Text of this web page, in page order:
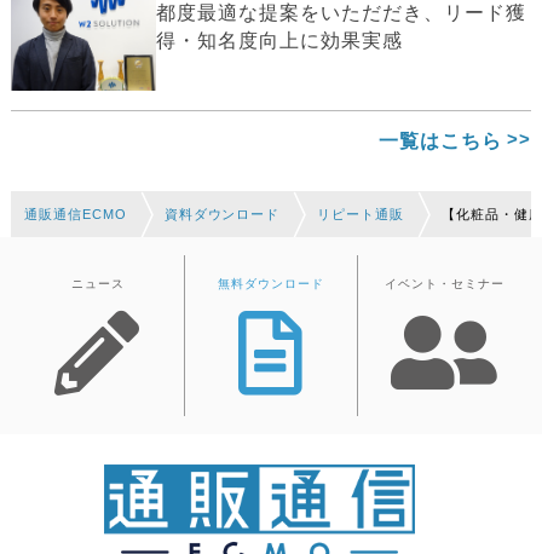
都度最適な提案をいただだき、リード獲
得・知名度向上に効果実感
一覧はこちら
通販通信ECMO 資料ダウンロード リピート通販 【化粧品・健
ニュース 無料ダウンロード イベント・セミナー